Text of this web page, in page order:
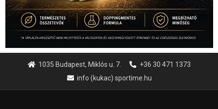
1035 Budapest, Miklós u. 7.
+36 30 471 1373
info (kukac) sportime.hu